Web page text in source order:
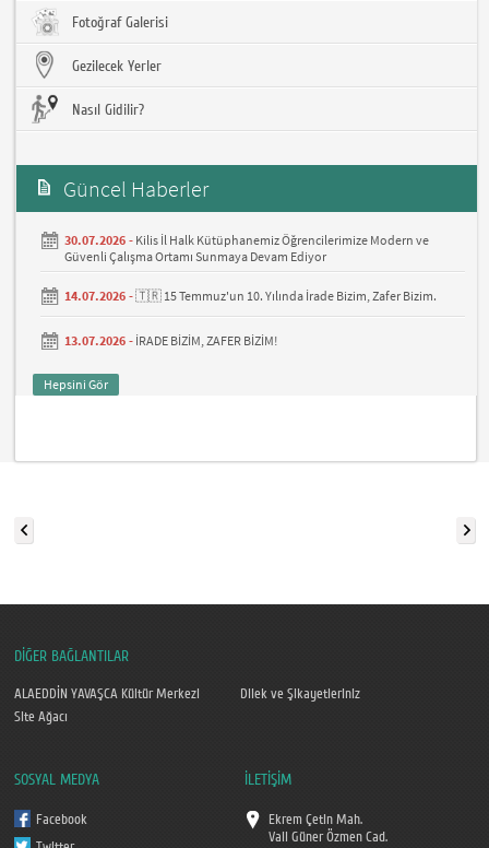
Fotoğraf Galerisi
Gezilecek Yerler
Nasıl Gidilir?
Güncel Haberler
30.07.2026 - Kilis İl Halk Kütüphanemiz Öğrencilerimize Modern ve
Güvenli Çalışma Ortamı Sunmaya Devam Ediyor
14.07.2026 -🇹🇷 15 Temmuz'un 10. Yılında İrade Bizim, Zafer Bizim.
13.07.2026 - İRADE BİZİM, ZAFER BİZİM!
Hepsini Gör
DİĞER BAĞLANTILAR
ALAEDDİN YAVAŞCA Kültür Merkezi
Dilek ve Şikayetleriniz
Site Ağacı
SOSYAL MEDYA
Facebook
İLETİŞİM
Ekrem Çetin Mah.
Vali Güner Özmen Cad.